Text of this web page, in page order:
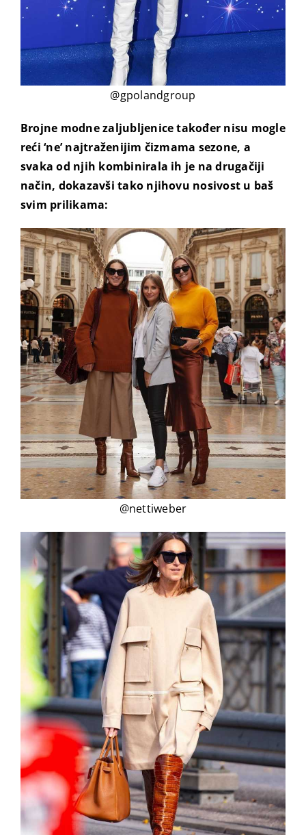
@gpolandgroup
Brojne modne zaljubljenice također nisu mogle
reći ‘ne’ najtraženijim čizmama sezone, a
svaka od njih kombinirala ih je na drugačiji
način, dokazavši tako njihovu nosivost u baš
svim prilikama:
@nettiweber